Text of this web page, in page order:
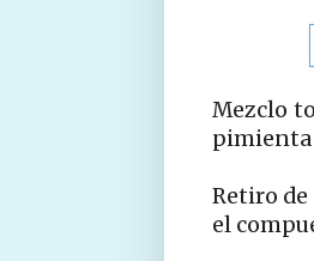
Mezclo
pimienta
Retiro
el